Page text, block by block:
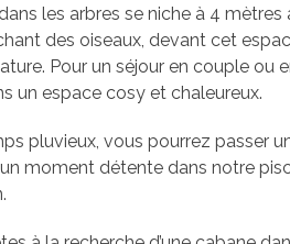
les arbres se niche à 4 mètres
des oiseaux, devant cet
Pour un séjour en couple ou
un espace cosy et chaleureux.
pluvieux, vous pourrez passer
moment détente dans notre